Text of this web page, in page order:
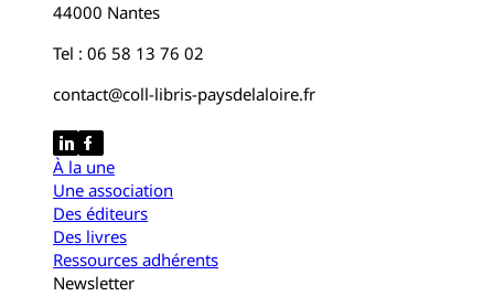
44000 Nantes
Tel : 06 58 13 76 02
contact@coll-libris-paysdelaloire.fr
À la une
Une association
Des éditeurs
Des livres
Ressources adhérents
Newsletter